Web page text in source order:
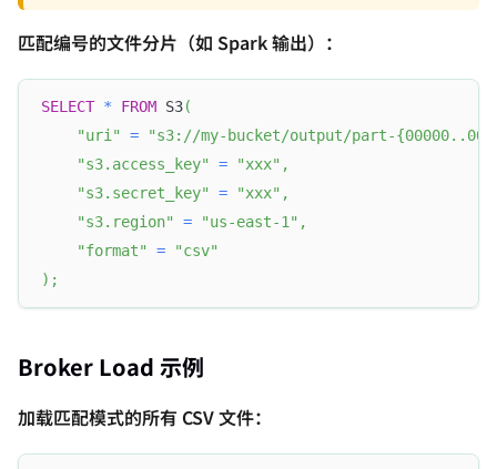
匹配编号的文件分片（如 Spark 输出）：
SELECT * FROM S3(
"uri"
=
"s3://my-bucket/output/part-
"s3.access_key"
= "xxx" ,
"s3.secret_key"
= "xxx" ,
"s3.region"
= "us-east-1" ,
"format"
=
"csv"
) ;
Broker Load 示例
加载匹配模式的所有 CSV 文件：